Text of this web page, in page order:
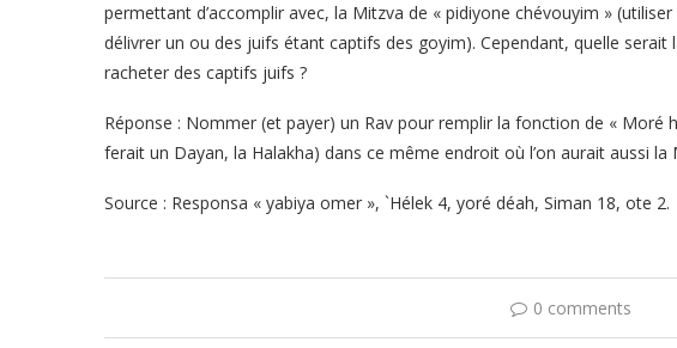
permettant d’accomplir avec, la Mitzva de « pidiyone chévouyim »
délivrer un ou des juifs étant captifs des goyim). Cependant, quelle serait
racheter des captifs juifs ?
Réponse : Nommer (et payer) un Rav pour remplir la fonction de « Moré
ferait un Dayan, la Halakha) dans ce même endroit où l’on aurait aussi la
Source : Responsa « yabiya omer », `Hélek 4, yoré déah, Siman 18, ote 2.
0 comments